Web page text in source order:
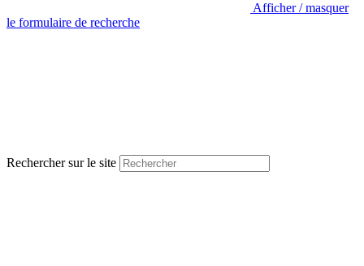
Afficher / masquer
le formulaire de recherche
Rechercher sur le site